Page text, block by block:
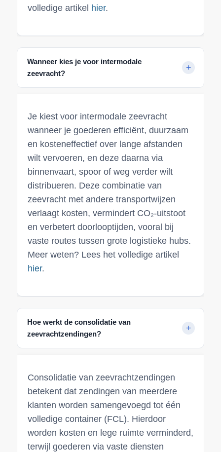
volledige artikel hier.
Wanneer kies je voor intermodale
zeevracht?
Je kiest voor intermodale zeevracht
wanneer je goederen efficiënt, duurzaam
en kosteneffectief over lange afstanden
wilt vervoeren, en deze daarna via
binnenvaart, spoor of weg verder wilt
distribueren. Deze combinatie van
zeevracht met andere transportwijzen
verlaagt kosten, vermindert CO₂-uitstoot
en verbetert doorlooptijden, vooral bij
vaste routes tussen grote logistieke hubs.
Meer weten? Lees het volledige artikel
hier.
Hoe werkt de consolidatie van
zeevrachtzendingen?
Consolidatie van zeevrachtzendingen
betekent dat zendingen van meerdere
klanten worden samengevoegd tot één
volledige container (FCL). Hierdoor
worden kosten en lege ruimte verminderd,
terwijl goederen via vaste diensten